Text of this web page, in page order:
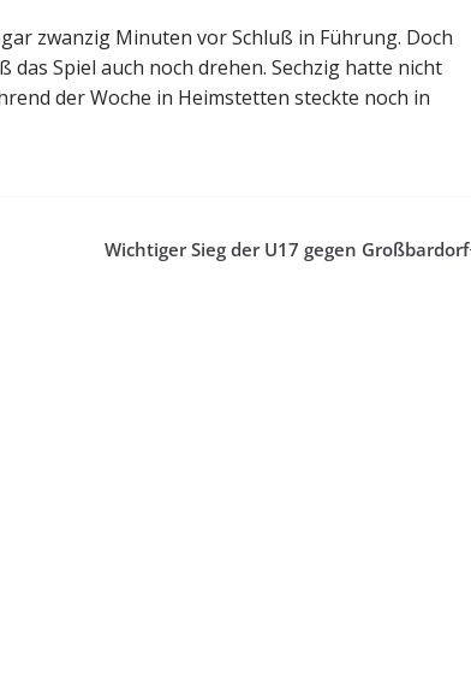
zwanzig Minuten vor Schluß in Führung. Doch
Spiel auch noch drehen. Sechzig hatte nicht
der Woche in Heimstetten steckte noch in
Wichtiger Sieg der U17 gegen Großbardorf